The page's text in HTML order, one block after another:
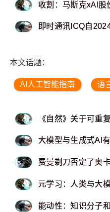
收割：马斯克xAI股
即时通讯ICQ自
本文话题：
AI人工智能指南 语
《自然》关于可重
大模型与生成式AI
费曼剃刀否定了奥
元学习：人类与大
能动性：知识分子